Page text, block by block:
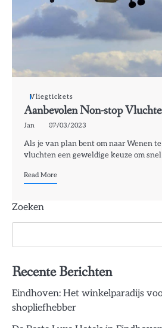
Vliegtickets
Aanbevolen Non-stop
Jan 07/03/2023
Als je van plan bent om naar Wenen
vluchten een geweldige keuze om
Read More
Zoeken
Recente Berichten
Eindhoven: Het winkelparadijs
shopliefhebber